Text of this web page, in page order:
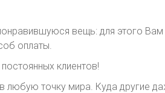
вещь: для этого Вам
оплаты.
клиентов!
точку мира. Куда другие